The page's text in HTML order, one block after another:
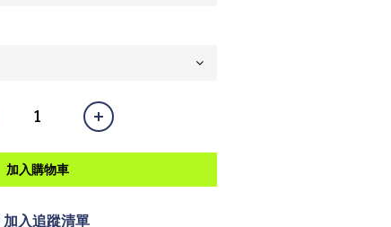
加入購物車
加入追蹤清單